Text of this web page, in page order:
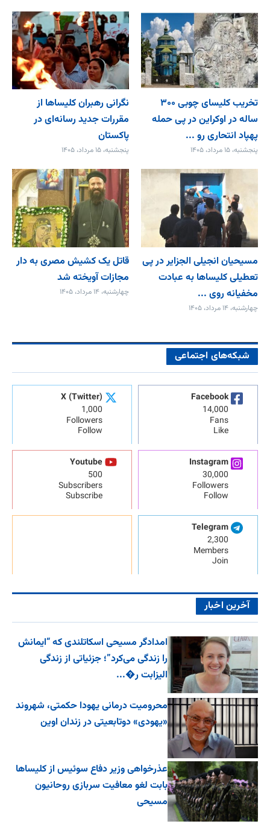
تخریب کلیسای چوبی ۳۰۰
ساله در اوکراین در پی حمله
پهپاد انتحاری رو ...
پنجشنبه، ۱۵ مرداد، ۱۴۰۵
نگرانی رهبران کلیساها از
مقررات جدید رسانه‌ای در
پاکستان
پنجشنبه، ۱۵ مرداد، ۱۴۰۵
مسیحیان انجیلی الجزایر در پی
تعطیلی کلیساها به عبادت
مخفیانه روی ...
چهارشنبه، ۱۴ مرداد، ۱۴۰۵
قاتل یک کشیش مصری به دار
مجازات آویخته شد
چهارشنبه، ۱۴ مرداد، ۱۴۰۵
شبکه‌های اجتماعی
Facebook
14,000
Fans
Like
X (Twitter)
1,000
Followers
Follow
Instagram
30,000
Followers
Follow
Youtube
500
Subscribers
Subscribe
Telegram
2,300
Members
Join
آخرین اخبار
امدادگر مسیحی اسکاتلندی که “ایمانش
را زندگی می‌کرد”؛ جزئیاتی از زندگی
الیزابت ر�...
محرومیت درمانی یهودا حکمتی، شهروند
«یهودی» دوتابعیتی در زندان اوین
عذرخواهی وزیر دفاع سوئیس از کلیساها
بابت لغو معافیت سربازی روحانیون
مسیحی